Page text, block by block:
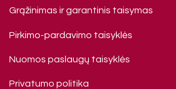
Grąžinimas ir garantinis taisymas
Pirkimo-pardavimo taisyklės
Nuomos paslaugų taisyklės
Privatumo politika